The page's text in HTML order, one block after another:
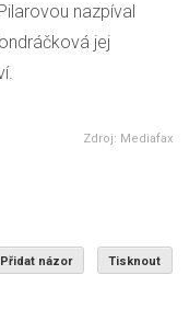
nazpíval
jej
Zdroj: Mediafax
Přidat názor Tisknout